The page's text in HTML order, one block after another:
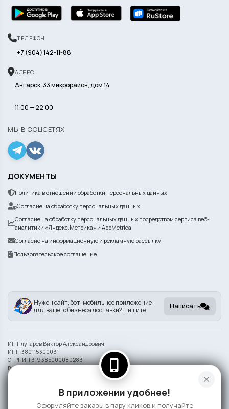
ТЕЛЕФОН
+7 (904) 142-11-88
АДРЕС
Ангарск, 33 микрорайон, дом 14
11:00 — 22:00
МЫ В СОЦСЕТЯХ
ДОКУМЕНТЫ
Политика в отношении обработки персональных данных
Согласие на обработку персональных данных
Согласие на обработку персональных данных посредством сервиса веб-
аналитики «Яндекс.Метрика» и AppMetrica
Согласие на информационную и рекламную рассылку
Пользовательское соглашение
Нужен сайт, бот, мобильное приложение
для вашего бизнеса доставки? Пишите!
Написать
ИП Плугарев Виктор Александрович
ИНН 380115300031
ОГРНИП 319385000080283
Внешний вид блюд может отличаться от представленного на фото.
Информация на сайте носит справочный характер и не является публичной
close
phone_iphone
В приложении удобнее!
Оформляйте заказы в пару кликов и получайте